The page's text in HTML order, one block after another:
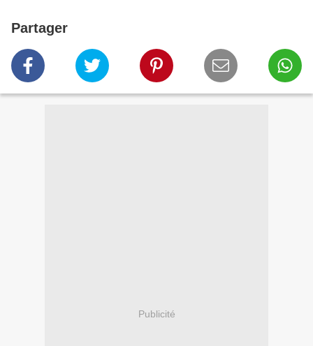
Partager
Publicité